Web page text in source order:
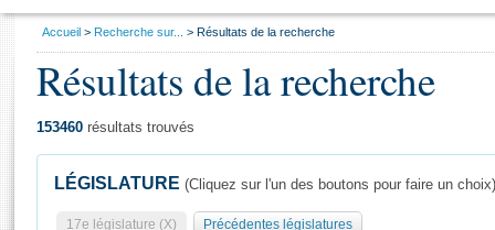
Général
Vous
Accueil Recherche sur... Résultats de la recherche
Résultats de la recherche
153460 résultats trouvés
LÉGISLATURE (Cliquez sur l'un des boutons pour faire un choix)
17e législature (X) Précédentes législatures